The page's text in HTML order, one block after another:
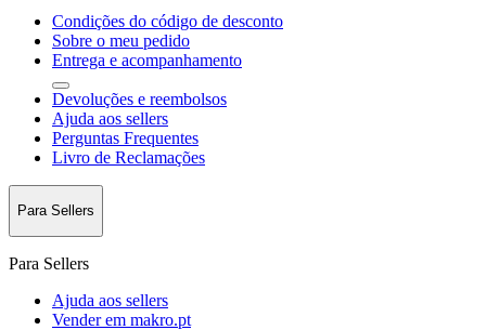
Condições do código de desconto
Sobre o meu pedido
Entrega e acompanhamento
Devoluções e reembolsos
Ajuda aos sellers
Perguntas Frequentes
Livro de Reclamações
Para Sellers
Para Sellers
Ajuda aos sellers
Vender em makro.pt